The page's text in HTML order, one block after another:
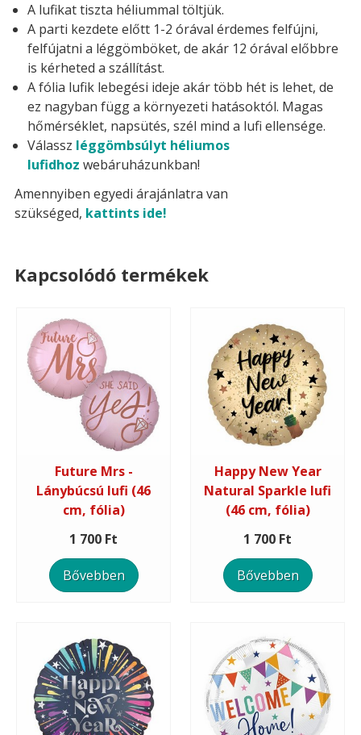
A lufikat tiszta héliummal töltjük.
A parti kezdete előtt 1-2 órával érdemes felfújni,
felfújatni a léggömböket, de akár 12 órával előbbre
is kérheted a szállítást.
A fólia lufik lebegési ideje akár több hét is lehet, de
ez nagyban függ a környezeti hatásoktól. Magas
hőmérséklet, napsütés, szél mind a lufi ellensége.
Válassz léggömbsúlyt héliumos
lufidhoz webáruházunkban!
Amennyiben egyedi árajánlatra van
szükséged, kattints ide!
Kapcsolódó termékek
Future Mrs -
Lánybúcsú lufi (46
cm, fólia)
1 700 Ft
Bővebben
Happy New Year
Natural Sparkle lufi
(46 cm, fólia)
1 700 Ft
Bővebben